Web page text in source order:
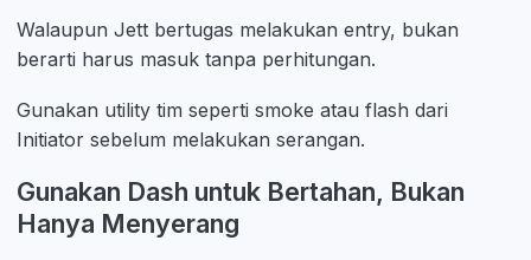
Walaupun Jett bertugas melakukan entry, bukan
berarti harus masuk tanpa perhitungan.
Gunakan utility tim seperti smoke atau flash dari
Initiator sebelum melakukan serangan.
Gunakan Dash untuk Bertahan, Bukan
Hanya Menyerang